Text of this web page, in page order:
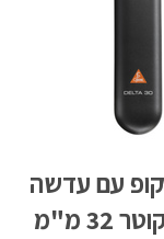
עם עדשה
מ"מ